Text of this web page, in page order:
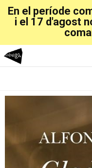
En el període
i el 17 d'agost